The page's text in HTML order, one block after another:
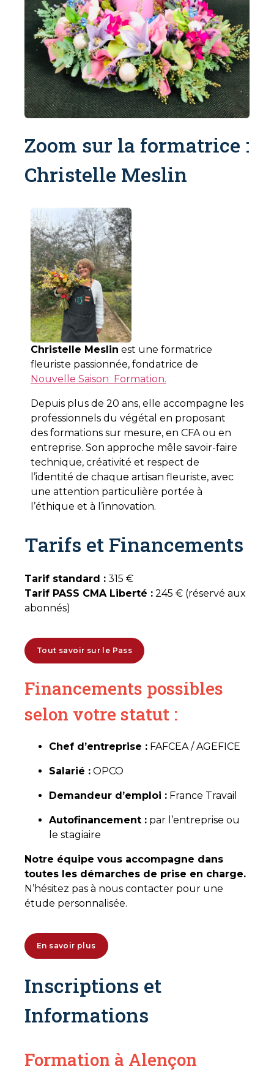
Zoom sur la formatrice :
Christelle Meslin
Christelle Meslin est une formatrice
fleuriste passionnée, fondatrice de
Nouvelle Saison Formation.
Depuis plus de 20 ans, elle accompagne les
professionnels du végétal en proposant
des formations sur mesure, en CFA ou en
entreprise. Son approche mêle savoir-faire
technique, créativité et respect de
l’identité de chaque artisan fleuriste, avec
une attention particulière portée à
l’éthique et à l’innovation.
Tarifs et Financements
Tarif standard : 315 €
Tarif PASS CMA Liberté : 245 € (réservé aux
abonnés)
Tout savoir sur le Pass
Financements possibles
selon votre statut :
Chef d’entreprise : FAFCEA / AGEFICE
Salarié : OPCO
Demandeur d’emploi : France Travail
Autofinancement : par l’entreprise ou
le stagiaire
Notre équipe vous accompagne dans
toutes les démarches de prise en charge.
N’hésitez pas à nous contacter pour une
étude personnalisée.
En savoir plus
Inscriptions et
Informations
Formation à Alençon